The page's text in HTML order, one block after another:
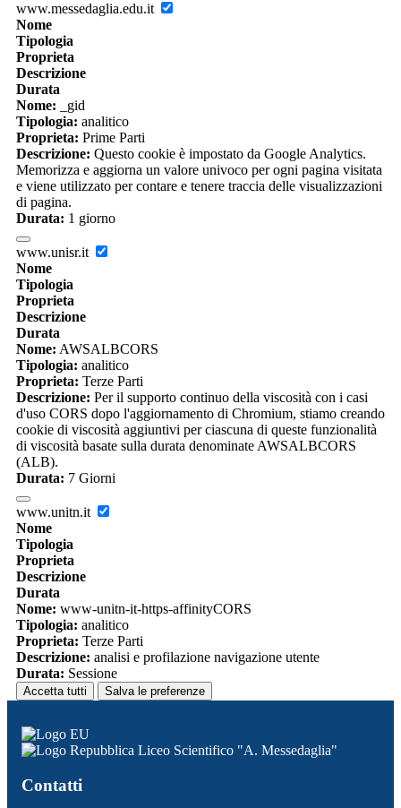
www.messedaglia.edu.it
Nome
Tipologia
Proprieta
Descrizione
Durata
Nome: _gid
Tipologia: analitico
Proprieta: Prime Parti
Descrizione: Questo cookie è impostato da Google Analytics.
Memorizza e aggiorna un valore univoco per ogni pagina visitata
e viene utilizzato per contare e tenere traccia delle visualizzazioni
di pagina.
Durata: 1 giorno
www.unisr.it
Nome
Tipologia
Proprieta
Descrizione
Durata
Nome: AWSALBCORS
Tipologia: analitico
Proprieta: Terze Parti
Descrizione: Per il supporto continuo della viscosità con i casi
d'uso CORS dopo l'aggiornamento di Chromium, stiamo creando
cookie di viscosità aggiuntivi per ciascuna di queste funzionalità
di viscosità basate sulla durata denominate AWSALBCORS
(ALB).
Durata: 7 Giorni
www.unitn.it
Nome
Tipologia
Proprieta
Descrizione
Durata
Nome: www-unitn-it-https-affinityCORS
Tipologia: analitico
Proprieta: Terze Parti
Descrizione: analisi e profilazione navigazione utente
Durata: Sessione
Accetta tutti Salva le preferenze
Liceo Scientifico "A. Messedaglia"
Contatti